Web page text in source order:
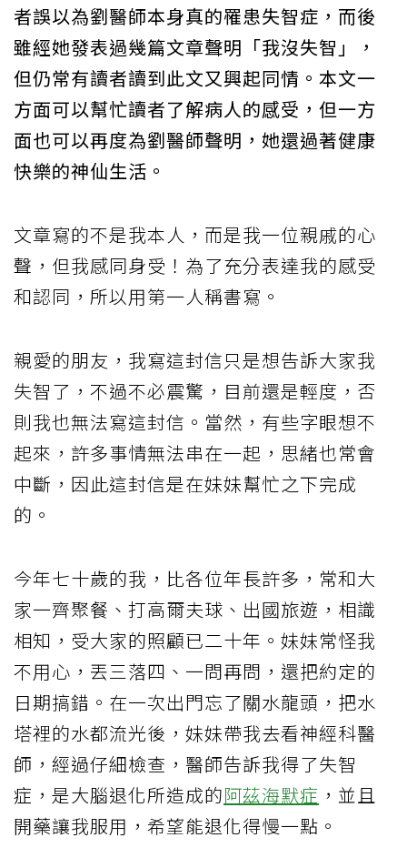
者誤以為劉醫師本身真的罹患失智症，而後
雖經她發表過幾篇文章聲明「我沒失智」，
但仍常有讀者讀到此文又興起同情。本文一
方面可以幫忙讀者了解病人的感受，但一方
面也可以再度為劉醫師聲明，她還過著健康
快樂的神仙生活。
文章寫的不是我本人，而是我一位親戚的心
聲，但我感同身受！為了充分表達我的感受
和認同，所以用第一人稱書寫。
親愛的朋友，我寫這封信只是想告訴大家我
失智了，不過不必震驚，目前還是輕度，否
則我也無法寫這封信。當然，有些字眼想不
起來，許多事情無法串在一起，思緒也常會
中斷，因此這封信是在妹妹幫忙之下完成
的。
今年七十歲的我，比各位年長許多，常和大
家一齊聚餐、打高爾夫球、出國旅遊，相識
相知，受大家的照顧已二十年。妹妹常怪我
不用心，丟三落四、一問再問，還把約定的
日期搞錯。在一次出門忘了關水龍頭，把水
塔裡的水都流光後，妹妹帶我去看神經科醫
師，經過仔細檢查，醫師告訴我得了失智
症，是大腦退化所造成的阿茲海默症 ，並且
開藥讓我服用，希望能退化得慢一點。